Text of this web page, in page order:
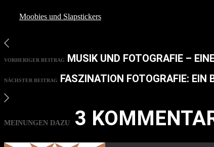
Moobies und Slapstickers
VORHERIGER BEITRAG MUSIK UND FOTOGRAFIE –
NÄCHSTER BEITRAG FASZINATION FOTOGRAFIE: EIN
MEINUNGEN DAZU 3